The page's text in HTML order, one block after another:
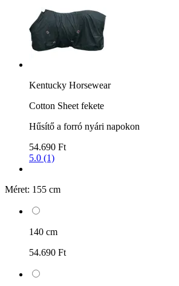
Kentucky Horsewear
Cotton Sheet fekete
Hűsítő a forró nyári napokon
54.690 Ft
5.0 (1)
Méret: 155 cm
140 cm
54.690 Ft